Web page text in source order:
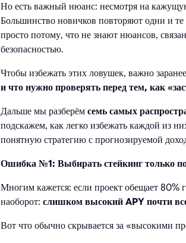
Но есть важный нюанс: несмотря на
Большинство новичков повторяют одни и
просто потому, что не знают нюансов,
безопасностью.
Чтобы избежать этих ловушек, важно
и что нужно проверять перед тем, как
Дальше мы разберём семь самых
подскажем, как легко избежать каждой из
понятную стратегию с прогнозируемой
Ошибка №1: Выбирать стейкинг только
Многим кажется: если проект обещает 80%
наоборот: слишком высокий APY почти
Вот что обычно скрывается за «высокими